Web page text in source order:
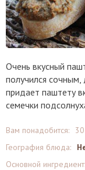
Очень вкусный
получился
придает паштету
семечки
Вам понадобится:
География блюда:
Основной ингредиент: